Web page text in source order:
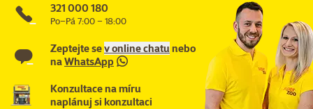
321 000 180
Po–Pá 7:00 – 18:00
Zeptejte sev online chatu nebo
naWhatsApp
Konzultace na míru
naplánuj si konzultaci